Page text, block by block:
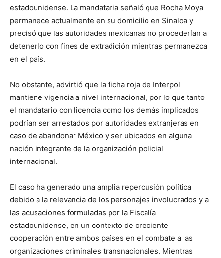
estadounidense. La mandataria señaló que Rocha Moya
permanece actualmente en su domicilio en Sinaloa y
precisó que las autoridades mexicanas no procederían a
detenerlo con fines de extradición mientras permanezca
en el país.
No obstante, advirtió que la ficha roja de Interpol
mantiene vigencia a nivel internacional, por lo que tanto
el mandatario con licencia como los demás implicados
podrían ser arrestados por autoridades extranjeras en
caso de abandonar México y ser ubicados en alguna
nación integrante de la organización policial
internacional.
El caso ha generado una amplia repercusión política
debido a la relevancia de los personajes involucrados y a
las acusaciones formuladas por la Fiscalía
estadounidense, en un contexto de creciente
cooperación entre ambos países en el combate a las
organizaciones criminales transnacionales. Mientras